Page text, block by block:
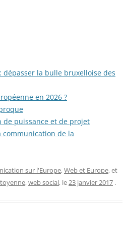
dépasser la bulle bruxelloise des
en 2026 ?
puissance et de projet
communication de la
sur l'Europe,Web et Europe, et
,web social, le23 janvier 2017 .